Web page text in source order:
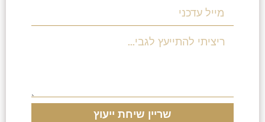
שריין שיחת ייעוץ